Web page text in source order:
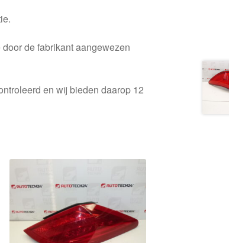
de fabrikant aangewezen
en wij bieden daarop 12